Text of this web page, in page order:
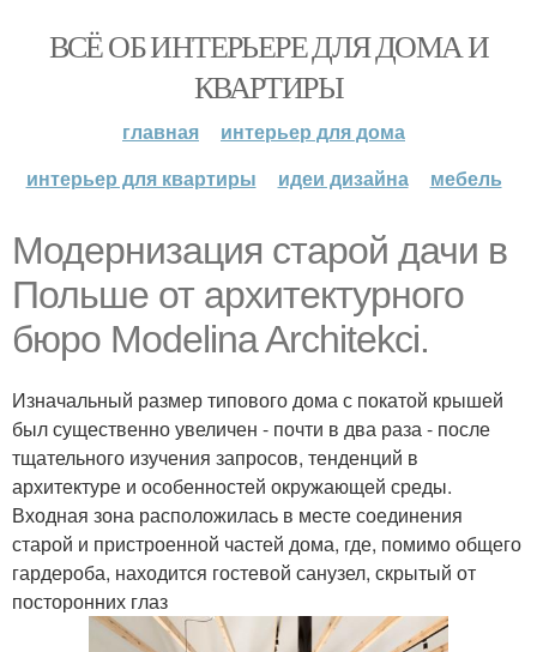
ВСЁ ОБ ИНТЕРЬЕРЕ ДЛЯ ДОМА И
КВАРТИРЫ
главная
интерьер для дома
интерьер для квартиры
идеи дизайна мебель
Модернизация старой дачи в
Польше от архитектурного
бюро Modelina Architekci.
Изначальный размер типового дома с покатой крышей
был существенно увеличен - почти в два раза - после
тщательного изучения запросов, тенденций в
архитектуре и особенностей окружающей среды.
Входная зона расположилась в месте соединения
старой и пристроенной частей дома, где, помимо общего
гардероба, находится гостевой санузел, скрытый от
посторонних глаз